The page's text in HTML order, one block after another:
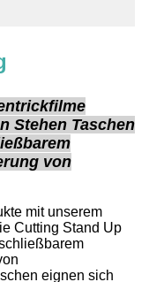
Stehen Taschen
von
mit unserem
Cutting Stand Up
eignen sich